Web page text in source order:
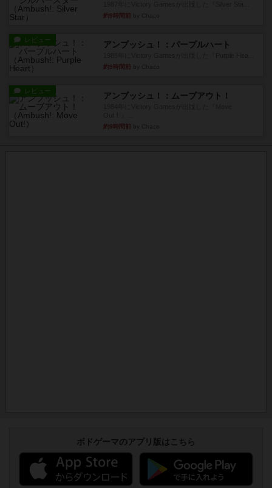
約9時間前
レビュー アンブッシュ！：パープルハート
約9時間前
レビュー アンブッシュ！：ムーブアウト！
約9時間前
ボドゲーマのアプリ版はこちら